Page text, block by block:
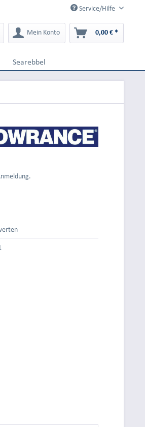
Service/Hilfe
Mein Konto 0,00 € *
Searebbel